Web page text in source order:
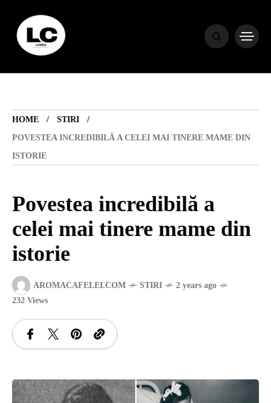
HOME
STIRI
POVESTEA INCREDIBILĂ A CELEI MAI TINERE MAME DIN
ISTORIE
Povestea incredibilă a
celei mai tinere mame din
istorie
AROMACAFELEI.COM STIRI
2 years ago
232 Views
HOME
BLOG
HOROSCOP
ENGLISH
CONTENT
SANATATE
INGRIJIRE